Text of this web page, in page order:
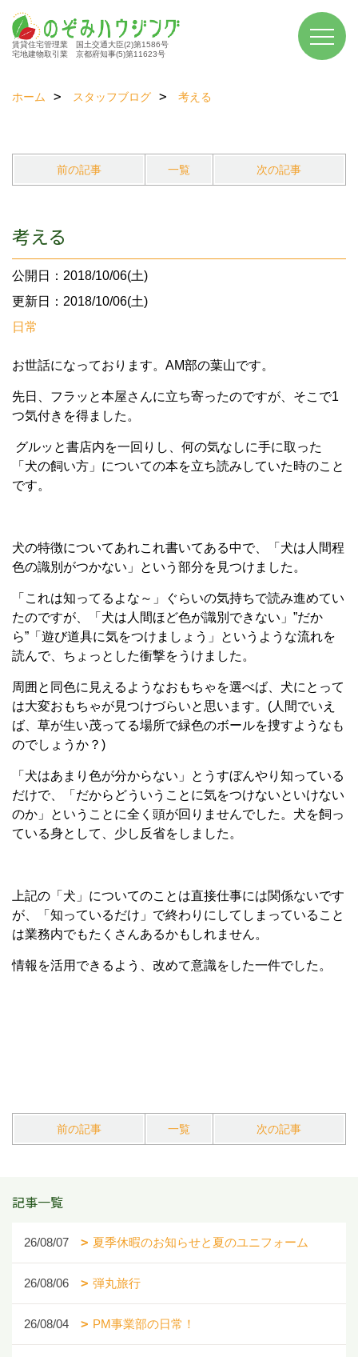
賃貸住宅管理業 国土交通大臣(2)第1586号
宅地建物取引業 京都府知事(5)第11623号
ホーム スタッフブログ 考える
前の記事 一覧 次の記事
考える
公開日：2018/10/06(土)
更新日：2018/10/06(土)
日常
お世話になっております。AM部の葉山です。
先日、フラッと本屋さんに立ち寄ったのですが、そこで1
つ気付きを得ました。
グルッと書店内を一回りし、何の気なしに手に取った
「犬の飼い方」についての本を立ち読みしていた時のこと
です。
犬の特徴についてあれこれ書いてある中で、「犬は人間程
色の識別がつかない」という部分を見つけました。
「これは知ってるよな～」ぐらいの気持ちで読み進めてい
たのですが、「犬は人間ほど色が識別できない」”だか
ら”「遊び道具に気をつけましょう」というような流れを
読んで、ちょっとした衝撃をうけました。
周囲と同色に見えるようなおもちゃを選べば、犬にとって
は大変おもちゃが見つけづらいと思います。(人間でいえ
ば、草が生い茂ってる場所で緑色のボールを捜すようなも
のでしょうか？)
「犬はあまり色が分からない」とうすぼんやり知っている
だけで、「だからどういうことに気をつけないといけない
のか」ということに全く頭が回りませんでした。犬を飼っ
ている身として、少し反省をしました。
上記の「犬」についてのことは直接仕事には関係ないです
が、「知っているだけ」で終わりにしてしまっていること
は業務内でもたくさんあるかもしれません。
情報を活用できるよう、改めて意識をした一件でした。
前の記事 一覧 次の記事
記事一覧
26/08/07 夏季休暇のお知らせと夏のユニフォーム
26/08/06 弾丸旅行
26/08/04 PM事業部の日常！